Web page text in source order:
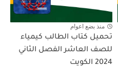
منذ بضع اعوام
تحميل كتاب الطالب كيمياء
للصف العاشر الفصل الثاني
2024 الكويت